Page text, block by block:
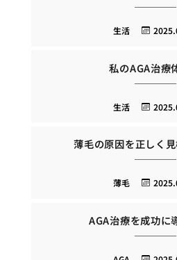
生活
私のAGA治療
生活
薄毛の原因を正しく
薄毛
AGA治療を成功に